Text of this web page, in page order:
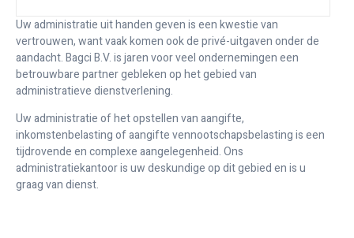
Uw administratie uit handen geven is een kwestie van
vertrouwen, want vaak komen ook de privé-uitgaven onder de
aandacht. Bagci B.V. is jaren voor veel ondernemingen een
betrouwbare partner gebleken op het gebied van
administratieve dienstverlening.
Uw administratie of het opstellen van aangifte,
inkomstenbelasting of aangifte vennootschapsbelasting is een
tijdrovende en complexe aangelegenheid. Ons
administratiekantoor is uw deskundige op dit gebied en is u
graag van dienst.